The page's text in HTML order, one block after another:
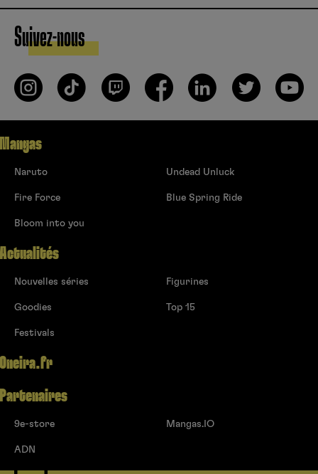
Suivez-nous
Mangas
Naruto
Fire Force
Bloom into you
Undead Unluck
Blue Spring Ride
Actualités
Nouvelles séries
Goodies
Festivals
Figurines
Top 15
Oneira.fr
Partenaires
9e-store
ADN
Mangas.IO